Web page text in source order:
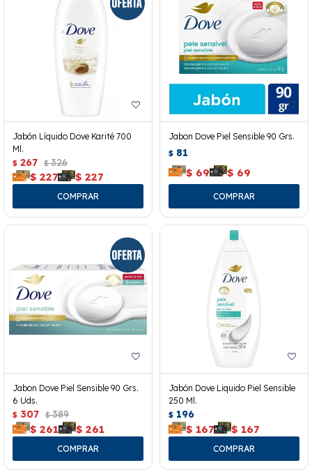
Jabón Líquido Dove Karité 700
Ml.
$ 267 $ 326
$ 227 $ 227
Jabon Dove Piel Sensible 90 Grs.
$ 81
$ 69 $ 69
Jabon Dove Piel Sensible 90 Grs.
6 Uds.
$ 307 $ 389
$ 261 $ 261
Jabón Dove Liquido Piel Sensible
250 Ml.
$ 196
$ 167 $ 167